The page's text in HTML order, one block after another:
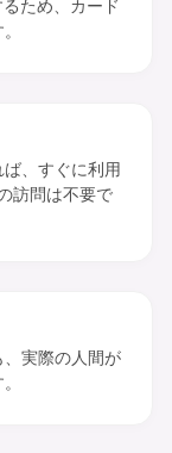
ため、カード
、すぐに利用
訪問は不要で
実際の人間が